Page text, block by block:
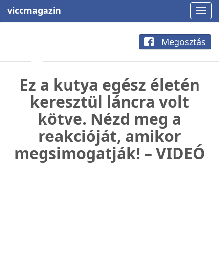
viccmagazin
Megosztás
Ez a kutya egész életén
keresztül láncra volt
kötve. Nézd meg a
reakcióját, amikor
megsimogatják! – VIDEÓ